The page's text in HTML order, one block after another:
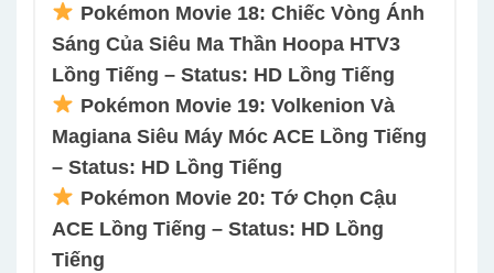
Pokémon Movie 18: Chiếc Vòng Ánh
Sáng Của Siêu Ma Thần Hoopa HTV3
Lồng Tiếng – Status: HD Lồng Tiếng
Pokémon Movie 19: Volkenion Và
Magiana Siêu Máy Móc ACE Lồng Tiếng
– Status: HD Lồng Tiếng
Pokémon Movie 20: Tớ Chọn Cậu
ACE Lồng Tiếng – Status: HD Lồng
Tiếng